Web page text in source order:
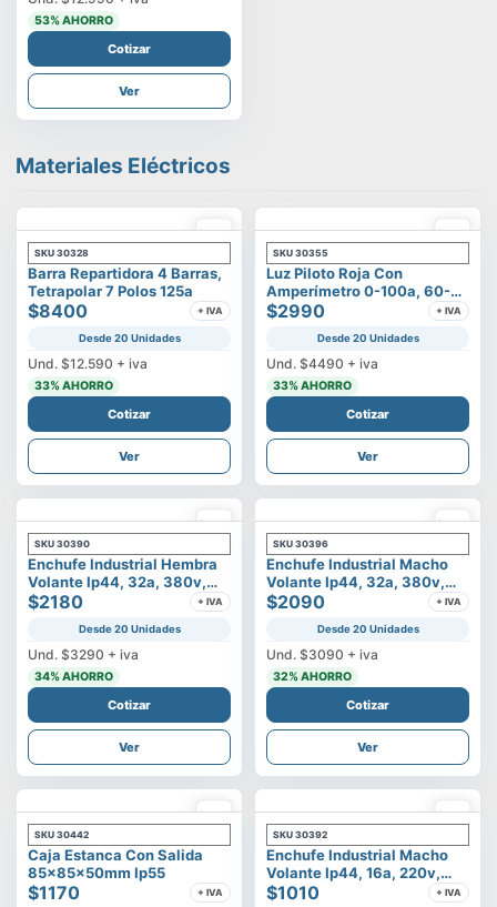
53% AHORRO
Cotizar
Ver
Materiales Eléctricos
SKU 30328
Barra Repartidora 4 Barras,
Tetrapolar 7 Polos 125a
$8400 + IVA
Desde 20 Unidades
Und. $12.590 + iva
33% AHORRO
Cotizar
Ver
SKU 30355
Luz Piloto Roja Con
Amperímetro 0-100a, 60-
500v
$2990 + IVA
Desde 20 Unidades
Und. $4490 + iva
33% AHORRO
Cotizar
Ver
SKU 30390
Enchufe Industrial Hembra
Volante Ip44, 32a, 380v,
3p+t
$2180 + IVA
Desde 20 Unidades
Und. $3290 + iva
34% AHORRO
Cotizar
Ver
SKU 30396
Enchufe Industrial Macho
Volante Ip44, 32a, 380v,
3p+t
$2090 + IVA
Desde 20 Unidades
Und. $3090 + iva
32% AHORRO
Cotizar
Ver
SKU 30442
Caja Estanca Con Salida
85x85x50mm Ip55
$1170 + IVA
SKU 30392
Enchufe Industrial Macho
Volante Ip44, 16a, 220v,
2p+t
$1010 + IVA